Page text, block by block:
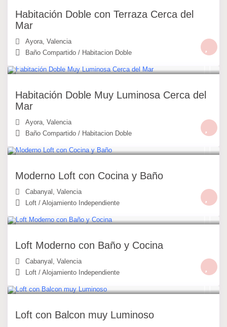
Habitación Doble con Terraza Cerca del
Mar
Ayora,Valencia
Baño Compartido / Habitacion Doble
Habitación Doble Muy Luminosa Cerca del
Mar
Ayora,Valencia
Baño Compartido / Habitacion Doble
Moderno Loft con Cocina y Baño
Cabanyal ,Valencia
Loft /Alojamiento Independiente
Loft Moderno con Baño y Cocina
Cabanyal ,Valencia
Loft /Alojamiento Independiente
Loft con Balcon muy Luminoso